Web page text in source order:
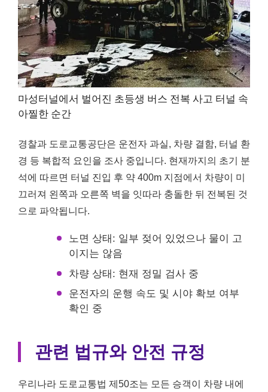
마성터널에서 벌어진 초등생 버스 전복 사고 터널 속
아찔한 순간
경찰과 도로교통공단은 운전자 과실, 차량 결함, 터널 환
경 등 복합적 요인을 조사 중입니다. 현재까지의 초기 분
석에 따르면 터널 진입 후 약 400m 지점에서 차량이 미
끄러져 왼쪽과 오른쪽 벽을 잇따라 충돌한 뒤 전복된 것
으로 파악됩니다.
노면 상태: 일부 젖어 있었으나 물이 고
이지는 않음
차량 상태: 현재 정밀 검사 중
운전자의 운행 속도 및 시야 확보 여부
확인 중
관련 법규와 안전 규정
우리나라 도로교통법 제50조는 모든 승객이 차량 내에